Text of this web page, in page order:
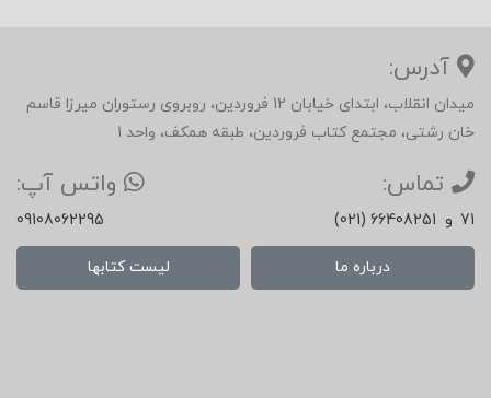
آدرس:
میدان انقلاب، ابتدای خیابان 12 فروردین، روبروی رستوران میرزا قاسم
خان رشتی، مجتمع کتاب فروردین، طبقه همکف، واحد 1
تماس:
(021) 66408251 و 71
واتس آپ:
09108062295
درباره ما لیست کتابها